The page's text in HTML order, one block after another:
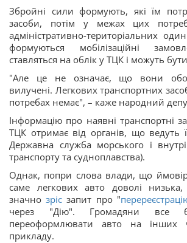
Збройні сили формують, які їм
засоби, потім у межах цих
адміністративно-територіальних
формуються мобілізаційні
ставляться на облік у ТЦК і можуть
"Але це не означає, що вони
вилучені. Легкових транспортних
потребах немає", – каже народний
Інформацію про наявні транспортні
ТЦК отримає від органів, що ведуть
Державна служба морського і
транспорту та судноплавства).
Однак, попри слова влади, що
саме легкових авто доволі низька,
значнозріс запит про "
через "Дію". Громадяни все
переоформлювати авто на інших
прикладу.